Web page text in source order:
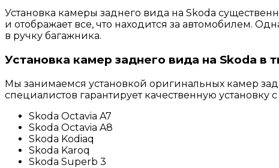
Установка камеры заднего вида на Skoda
и отображает все, что находится за автомобилем.
в ручку багажника.
Установка камер заднего вида на Skoda в
Мы занимаемся установкой оригинальных камер
специалистов гарантирует качественную
Skoda Octavia A7
Skoda Octavia A8
Skoda Kodiaq
Skoda Karoq
Skoda Superb 3